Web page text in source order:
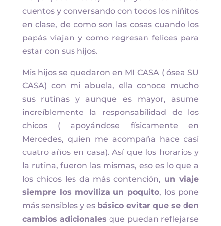
cuentos y conversando con todos los niñitos
en clase, de como son las cosas cuando los
papás viajan y como regresan felices para
estar con sus hijos.
Mis hijos se quedaron en MI CASA ( ósea SU
CASA) con mi abuela, ella conoce mucho
sus rutinas y aunque es mayor, asume
increíblemente la responsabilidad de los
chicos ( apoyándose físicamente en
Mercedes, quien me acompaña hace casi
cuatro años en casa). Así que los horarios y
la rutina, fueron las mismas, eso es lo que a
los chicos les da más contención, un viaje
siempre los moviliza un poquito, los pone
más sensibles y es básico evitar que se den
cambios adicionales que puedan reflejarse